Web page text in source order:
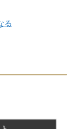
る